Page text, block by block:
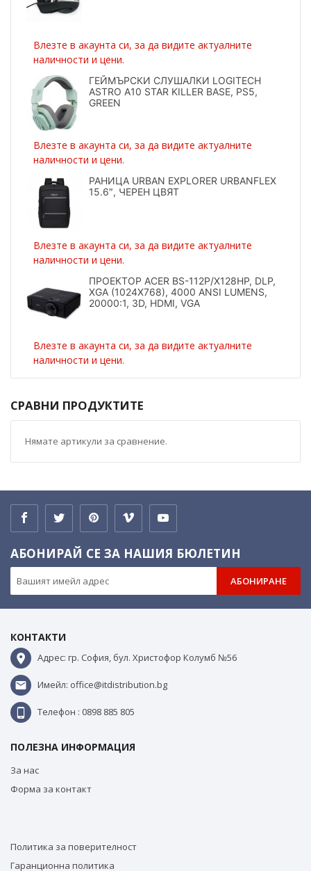
Влезте в акаунта си, за да видите актуалните
наличности и цени.
ГЕЙМЪРСКИ СЛУШАЛКИ LOGITECH
ASTRO A10 STAR KILLER BASE, PS5,
GREEN
Влезте в акаунта си, за да видите актуалните
наличности и цени.
РАНИЦА URBAN EXPLORER URBANFLEX
15.6″, ЧЕРЕН ЦВЯТ
Влезте в акаунта си, за да видите актуалните
наличности и цени.
ПРОЕКТОР ACER BS-112P/X128HP, DLP,
XGA (1024X768), 4000 ANSI LUMENS,
20000:1, 3D, HDMI, VGA
Влезте в акаунта си, за да видите актуалните
наличности и цени.
СРАВНИ ПРОДУКТИТЕ
Нямате артикули за сравнение.
АБОНИРАЙ СЕ ЗА НАШИЯ БЮЛЕТИН
АБОНИРАНЕ
КОНТАКТИ
Адрес: гр. София, бул. Христофор Колумб №56
Имейл: office@itdistribution.bg
Телефон : 0898 885 805
ПОЛЕЗНА ИНФОРМАЦИЯ
За нас
Форма за контакт
Политика за поверителност
Гаранционна политика